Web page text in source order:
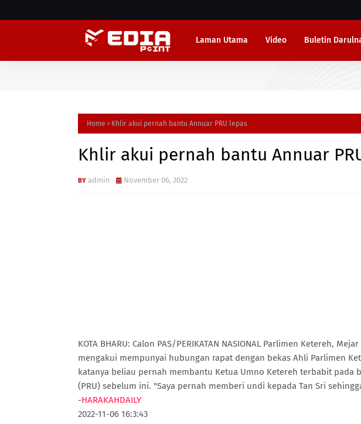
Laman Utama Video Buletin
Home Khlir akui pernah bantu Annuar PRU lepas
Khlir akui pernah bantu Annuar
admin November 06, 2022
KOTA BHARU: Calon PAS/PERIKATAN NASIONAL Parlimen Ketereh,
mengakui mempunyai hubungan rapat dengan bekas Ahli Parlimen
katanya beliau pernah membantu Ketua Umno Ketereh terbabit pada
(PRU) sebelum ini. "Saya pernah memberi undi kepada Tan Sri
-HARAKAHDAILY
2022-11-06 16:3:43